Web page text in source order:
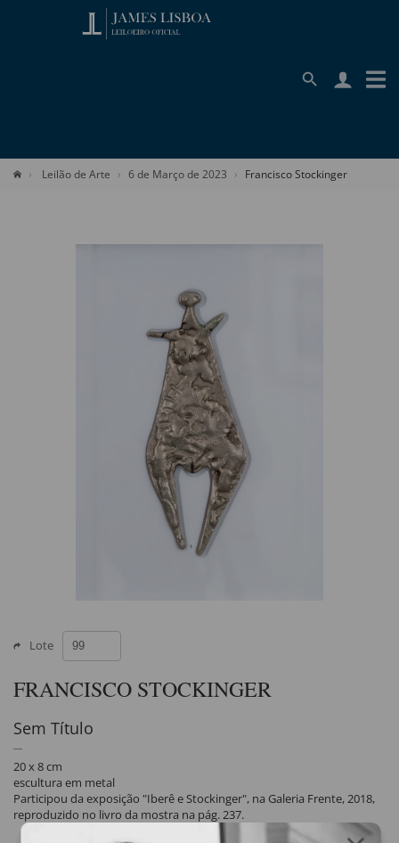
Leilão de Arte 6 de Março de 2023 Francisco Stockinger
Lote
FRANCISCO STOCKINGER
Sem Título
20 x 8 cm
escultura em metal
Participou da exposição "Iberê e Stockinger", na Galeria Frente, 2018,
reproduzido no livro da mostra na pág. 237.